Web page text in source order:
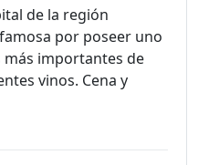
de la región
por poseer uno
importantes de
vinos. Cena y